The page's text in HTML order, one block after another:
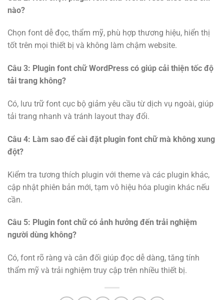
nào?
Chọn font dễ đọc, thẩm mỹ, phù hợp thương hiệu, hiển thị
tốt trên mọi thiết bị và không làm chậm website.
Câu 3: Plugin font chữ WordPress có giúp cải thiện tốc độ
tải trang không?
Có, lưu trữ font cục bộ giảm yêu cầu từ dịch vụ ngoài, giúp
tải trang nhanh và tránh layout thay đổi.
Câu 4: Làm sao để cài đặt plugin font chữ mà không xung
đột?
Kiểm tra tương thích plugin với theme và các plugin khác,
cập nhật phiên bản mới, tạm vô hiệu hóa plugin khác nếu
cần.
Câu 5: Plugin font chữ có ảnh hưởng đến trải nghiệm
người dùng không?
Có, font rõ ràng và cân đối giúp đọc dễ dàng, tăng tính
thẩm mỹ và trải nghiệm truy cập trên nhiều thiết bị.